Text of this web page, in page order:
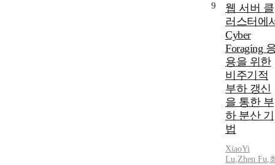
9
웹 서버 클
러스터에
Cyber
Foraging
용을 위한
비주기적
부하 갱신
을 통한 부
하 분산 기
법
XiaoYi
Lu,Zhen Fu,